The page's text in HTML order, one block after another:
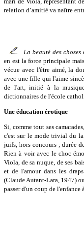
relation d’amitié va naître
La beauté des choses
en est la force principale
vécue avec l'être aimé, la
avec une fille qui l'aime
de l'art, initié à la
dictionnaires de l'école
Une éducation érotique
Si, comme tout ses
c'est sur le mode trivial du
juifs, hors concours ; durée
Rien à voir avec le choc
Viola, de sa nuque, de ses
et de l'amour dans les
(Claude Autant-Lara, 1947)
passer d'un coup de l'enfance